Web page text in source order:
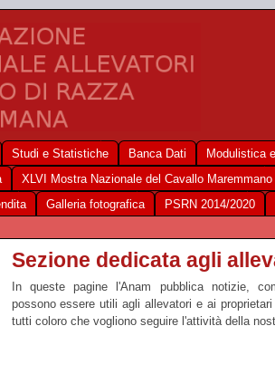
Studi e Statistiche Banca Dati Modulistica
XLVI Mostra Nazionale del Cavallo Maremmano
Galleria fotografica PSRN 2014/2020
Sezione dedicata agli
In queste pagine l'Anam pubblica notizie,
possono essere utili agli allevatori e ai
tutti coloro che vogliono seguire l'attività della